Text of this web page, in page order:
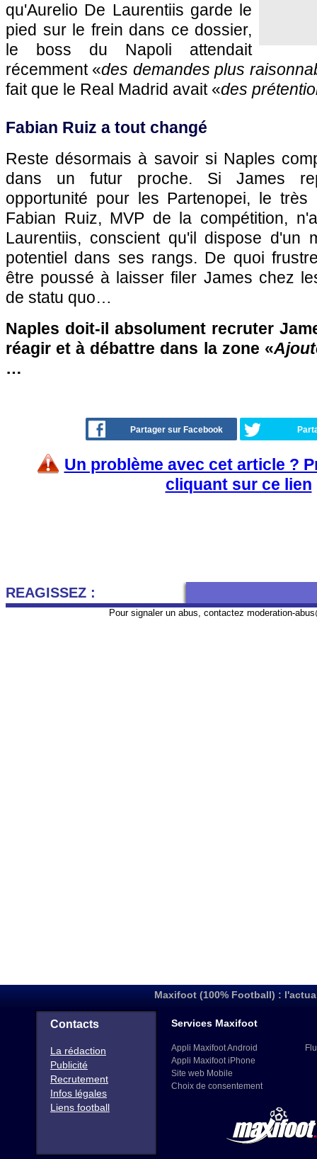
qu'Aurelio De Laurentiis garde le
pied sur le frein dans ce dossier,
le boss du Napoli attendait
récemment «des demandes plus
fait que le Real Madrid avait «des
Fabian Ruiz a tout changé
Reste désormais à savoir si Naples
dans un futur proche. Si James
opportunité pour les Partenopei, le
Fabian Ruiz, MVP de la compétition,
Laurentiis, conscient qu'il dispose d'un
potentiel dans ses rangs. De quoi
être poussé à laisser filer James chez
de statu quo…
Naples doit-il absolument recruter
réagir et à débattre dans la zone «
…
Partager sur Facebook
Un problème avec cet article ?
cliquant sur ce lien
REAGISSEZ :
Pour signaler un abus, contactez moderation-
Maxifoot (100% Football) :
Contacts
La rédaction
Publicité
Recrutement
Infos légales
Liens football
Services Maxifoot
Appli Maxifoot Android
Appli Maxifoot iPhone
Site web Mobile
Choix de consentement